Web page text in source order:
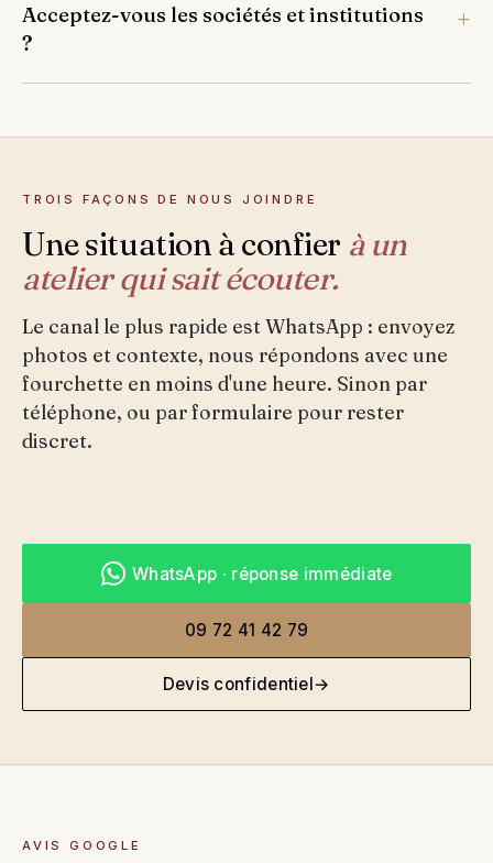
Acceptez-vous les sociétés et institutions
?
TROIS FAÇONS DE NOUS JOINDRE
Une situation à confier à un
atelier qui sait écouter.
Le canal le plus rapide est WhatsApp : envoyez
photos et contexte, nous répondons avec une
fourchette en moins d'une heure. Sinon par
téléphone, ou par formulaire pour rester
discret.
WhatsApp · réponse immédiate
09 72 41 42 79
Devis confidentiel →
AVIS GOOGLE